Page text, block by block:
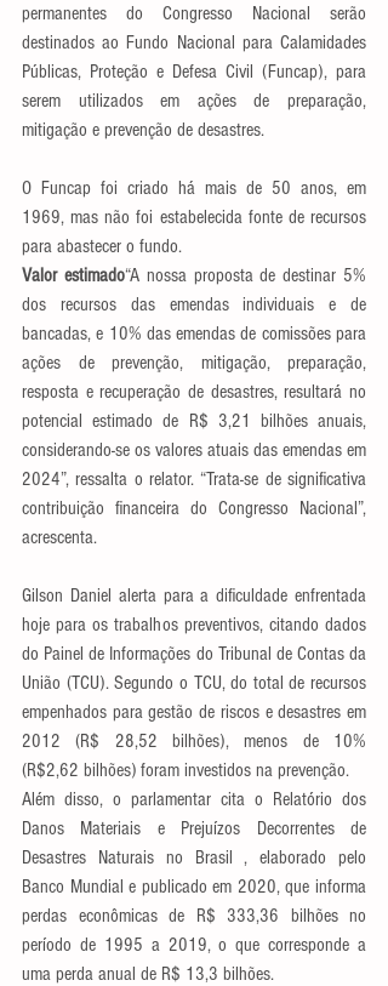
permanentes do Congresso Nacional serão
destinados ao Fundo Nacional para Calamidades
Públicas, Proteção e Defesa Civil (Funcap), para
serem utilizados em ações de preparação,
mitigação e prevenção de desastres.
O Funcap foi criado há mais de 50 anos, em
1969, mas não foi estabelecida fonte de recursos
para abastecer o fundo.
Valor estimado“A nossa proposta de destinar 5%
dos recursos das emendas individuais e de
bancadas, e 10% das emendas de comissões para
ações de prevenção, mitigação, preparação,
resposta e recuperação de desastres, resultará no
potencial estimado de R$ 3,21 bilhões anuais,
considerando-se os valores atuais das emendas em
2024”, ressalta o relator. “Trata-se de significativa
contribuição financeira do Congresso Nacional”,
acrescenta.
Gilson Daniel alerta para a dificuldade enfrentada
hoje para os trabalhos preventivos, citando dados
do Painel de Informações do Tribunal de Contas da
União (TCU). Segundo o TCU, do total de recursos
empenhados para gestão de riscos e desastres em
2012 (R$ 28,52 bilhões), menos de 10%
(R$2,62 bilhões) foram investidos na prevenção.
Além disso, o parlamentar cita o Relatório dos
Danos Materiais e Prejuízos Decorrentes de
Desastres Naturais no Brasil , elaborado pelo
Banco Mundial e publicado em 2020, que informa
perdas econômicas de R$ 333,36 bilhões no
período de 1995 a 2019, o que corresponde a
uma perda anual de R$ 13,3 bilhões.